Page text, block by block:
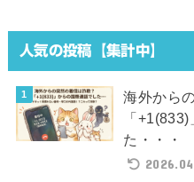
人気の投稿【集計中】
海外から
「
た・・・